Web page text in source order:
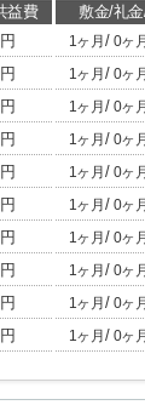
益費 敷金/礼
1ヶ月/ 0ヶ
1ヶ月/ 0ヶ
1ヶ月/ 0ヶ
1ヶ月/ 0ヶ
1ヶ月/ 0ヶ
1ヶ月/ 0ヶ
1ヶ月/ 0ヶ
1ヶ月/ 0ヶ
1ヶ月/ 0ヶ
1ヶ月/ 0ヶ